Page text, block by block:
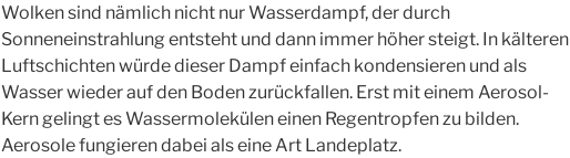
Wolken sind nämlich nicht nur Wasserdampf, der durch
Sonneneinstrahlung entsteht und dann immer höher steigt. In kälteren
Luftschichten würde dieser Dampf einfach kondensieren und als
Wasser wieder auf den Boden zurückfallen. Erst mit einem Aerosol-
Kern gelingt es Wassermolekülen einen Regentropfen zu bilden.
Aerosole fungieren dabei als eine Art Landeplatz.